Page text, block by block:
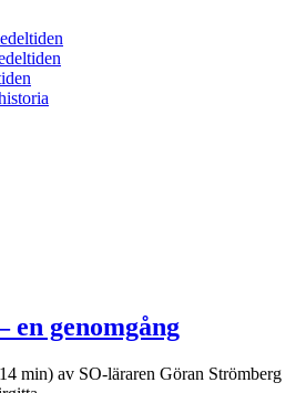
genomgång
min) av SO-läraren Göran Strömberg